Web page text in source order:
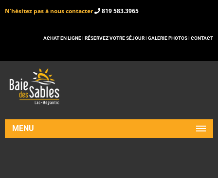
N’hésitez pas à nous contacter 819 583.3965
ACHAT EN LIGNE | RÉSERVEZ VOTRE SÉJOUR | GALERIE PHOTOS | CONTACT
MENU